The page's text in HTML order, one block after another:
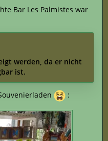
Bar Les Palmistes war
werden, da er nicht
ist.
: